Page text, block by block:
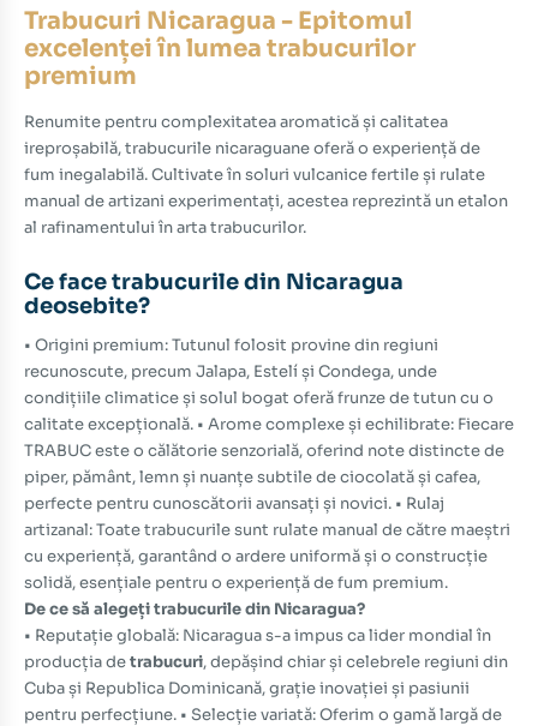
Trabucuri Nicaragua - Epitomul
excelenței în lumea trabucurilor
premium
Renumite pentru complexitatea aromatică și calitatea
ireproșabilă, trabucurile nicaraguane oferă o experiență de
fum inegalabilă. Cultivate în soluri vulcanice fertile și rulate
manual de artizani experimentați, acestea reprezintă un etalon
al rafinamentului în arta trabucurilor.
Ce face trabucurile din Nicaragua
deosebite?
• Origini premium: Tutunul folosit provine din regiuni
recunoscute, precum Jalapa, Estelí și Condega, unde
condițiile climatice și solul bogat oferă frunze de tutun cu o
calitate excepțională. • Arome complexe și echilibrate: Fiecare
TRABUC este o călătorie senzorială, oferind note distincte de
piper, pământ, lemn și nuanțe subtile de ciocolată și cafea,
perfecte pentru cunoscătorii avansați și novici. • Rulaj
artizanal: Toate trabucurile sunt rulate manual de către maeștri
cu experiență, garantând o ardere uniformă și o construcție
solidă, esențiale pentru o experiență de fum premium.
De ce să alegeți trabucurile din Nicaragua?
• Reputație globală: Nicaragua s-a impus ca lider mondial în
producția detrabucuri, depășind chiar și celebrele regiuni din
Cuba și Republica Dominicană, grație inovației și pasiunii
pentru perfecțiune. • Selecție variată: Oferim o gamă largă de